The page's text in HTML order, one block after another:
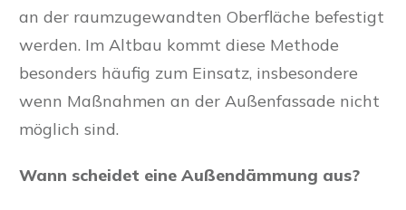
an der raumzugewandten Oberfläche befestigt
werden. Im Altbau kommt diese Methode
besonders häufig zum Einsatz, insbesondere
wenn Maßnahmen an der Außenfassade nicht
möglich sind.
Wann scheidet eine Außendämmung aus?